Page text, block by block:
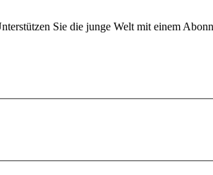
Sie die junge Welt mit einem